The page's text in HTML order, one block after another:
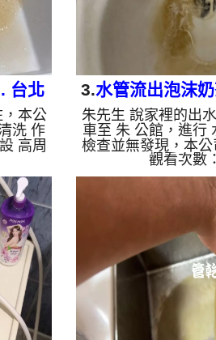
台北
本公
洗 作
高周
管，
，啟動
水，
是巧克
淨熱
，如
積，洗
含有氧
洗出來
色的
產生
3.水管流出泡沫
六街 洗
朱先生 說家裡的出
車至 朱 公館，進行
檢查並無發現，本
管清洗機，注入 檸
約15分，開啟 水管
波 模式，一洗水管
又變成白灰色泡沫
奶茶，兩個多小時
量也恢復了。 如是
化，會產生鐵鏽跟
水就會是咖啡色，地
管壁上會結成黑色管
跟石油一樣黑，有些
因為裡面有銅的物質
如是
觀看次數